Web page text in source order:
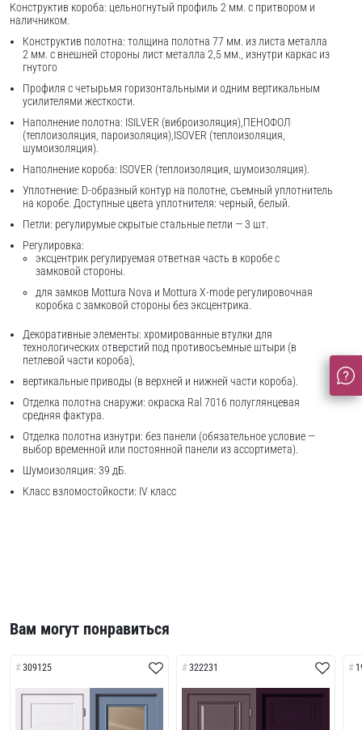
Конструктив короба: цельногнутый профиль 2 мм. с притвором и
наличником.
Конструктив полотна: толщина полотна 77 мм. из листа металла
2 мм. с внешней стороны лист металла 2,5 мм., изнутри каркас из
гнутого
Профиля с четырьмя горизонтальными и одним вертикальным
усилителями жесткости.
Наполнение полотна: ISILVER (виброизоляция),ПЕНОФОЛ
(теплоизоляция, пароизоляция),ISOVER (теплоизоляция,
шумоизоляция).
Наполнение короба: ISOVER (теплоизоляция, шумоизоляция).
Уплотнение: D-образный контур на полотне, съемный уплотнитель
на коробе. Доступные цвета уплотнителя: черный, белый.
Петли: регулирумые скрытые стальные петли — 3 шт.
Регулировка:
эксцентрик регулируемая ответная часть в коробе с
замковой стороны.
для замков Mottura Nova и Mottura X-mode регулировочная
коробка с замковой стороны без эксцентрика.
Декоративные элементы: хромированные втулки для
технологических отверстий под противосъемные штыри (в
петлевой части короба),
вертикальные приводы (в верхней и нижней части короба).
Отделка полотна снаружи: окраска Ral 7016 полуглянцевая
средняя фактура.
Отделка полотна изнутри: без панели (обязательное условие —
выбор временной или постоянной панели из ассортимета).
Шумоизоляция: 39 дБ.
Класс взломостойкости: IV класс
Вам могут понравиться
309125 322231